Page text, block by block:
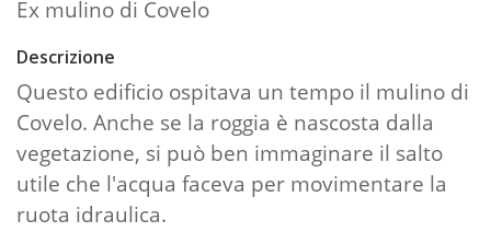
Ex mulino di Covelo
Descrizione
Questo edificio ospitava un tempo il mulino di
Covelo. Anche se la roggia è nascosta dalla
vegetazione, si può ben immaginare il salto
utile che l'acqua faceva per movimentare la
ruota idraulica.